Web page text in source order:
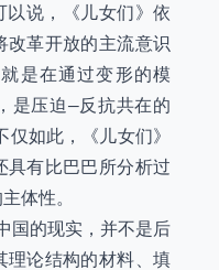
说，《儿女们》依
改革开放的主流意识
是在通过变形的模
是压迫—反抗共在的
如此，《儿女们》
具有比巴巴所分析过
体性。
国的现实，并不是后
理论结构的材料、填